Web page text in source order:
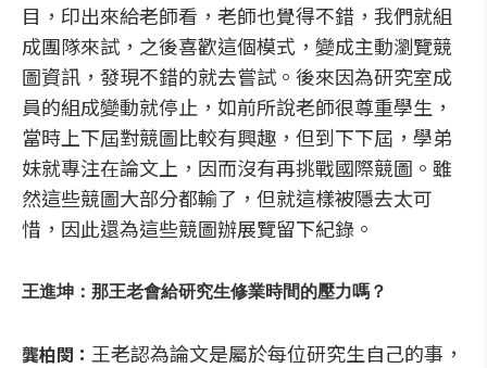
目，印出來給老師看，老師也覺得不錯，我們就組
成團隊來試，之後喜歡這個模式，變成主動瀏覽競
圖資訊，發現不錯的就去嘗試。後來因為研究室成
員的組成變動就停止，如前所說老師很尊重學生，
當時上下屆對競圖比較有興趣，但到下下屆，學弟
妹就專注在論文上，因而沒有再挑戰國際競圖。雖
然這些競圖大部分都輸了，但就這樣被隱去太可
惜，因此還為這些競圖辦展覽留下紀錄。
王進坤：那王老會給研究生修業時間的壓力嗎？
龔柏閔： 王老認為論文是屬於每位研究生自己的事，